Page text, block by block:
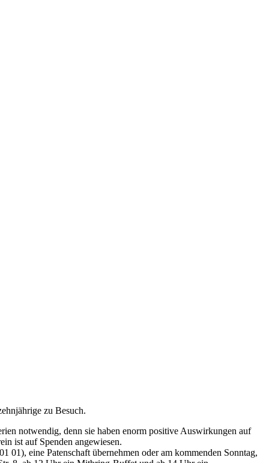
zu Besuch.
notwendig, denn sie haben enorm positive Auswirkungen auf
ist auf Spenden angewiesen.
eine Patenschaft übernehmen oder am kommenden Sonntag,